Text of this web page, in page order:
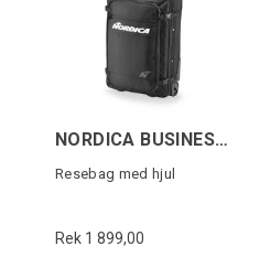
NORDICA BUSINESS TROLLEY Svart/Vit
Resebag med hjul
Rek 1 899,00